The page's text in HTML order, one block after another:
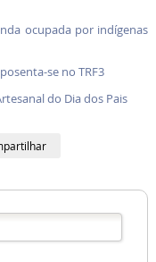
ocupada por indígenas
se no TRF3
do Dia dos Pais